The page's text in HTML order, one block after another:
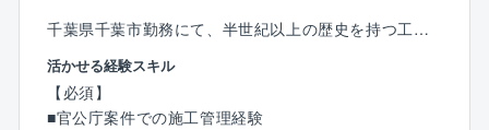
千葉県千葉市勤務にて、半世紀以上の歴史を持つ工事
会社で、千葉県を中心に東京、神奈川、埼玉、茨城の
エリアにて、官公庁案件の施工管理と若手の育成を担
当して頂きます。
活かせる経験スキル
【必須】
■官公庁案件での施工管理経験